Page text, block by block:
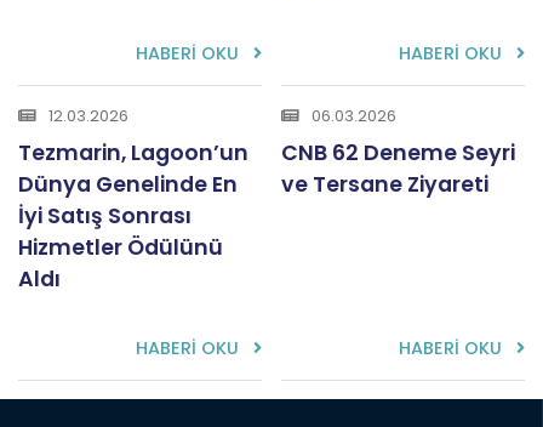
HABERİ OKU HABERİ OKU
12.03.2026
Tezmarin, Lagoon’un
Dünya Genelinde En
İyi Satış Sonrası
Hizmetler Ödülünü
Aldı
HABERİ OKU
06.03.2026
CNB 62 Deneme Seyri
ve Tersane Ziyareti
HABERİ OKU